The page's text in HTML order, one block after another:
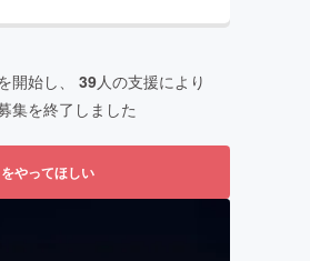
開始し、 39人の支援により
集を終了しました
やってほしい